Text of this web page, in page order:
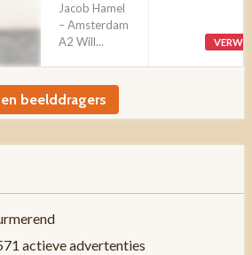
Jacob Hamel
– Amsterdam
A2 Will...
beelddragers
actieve advertenties